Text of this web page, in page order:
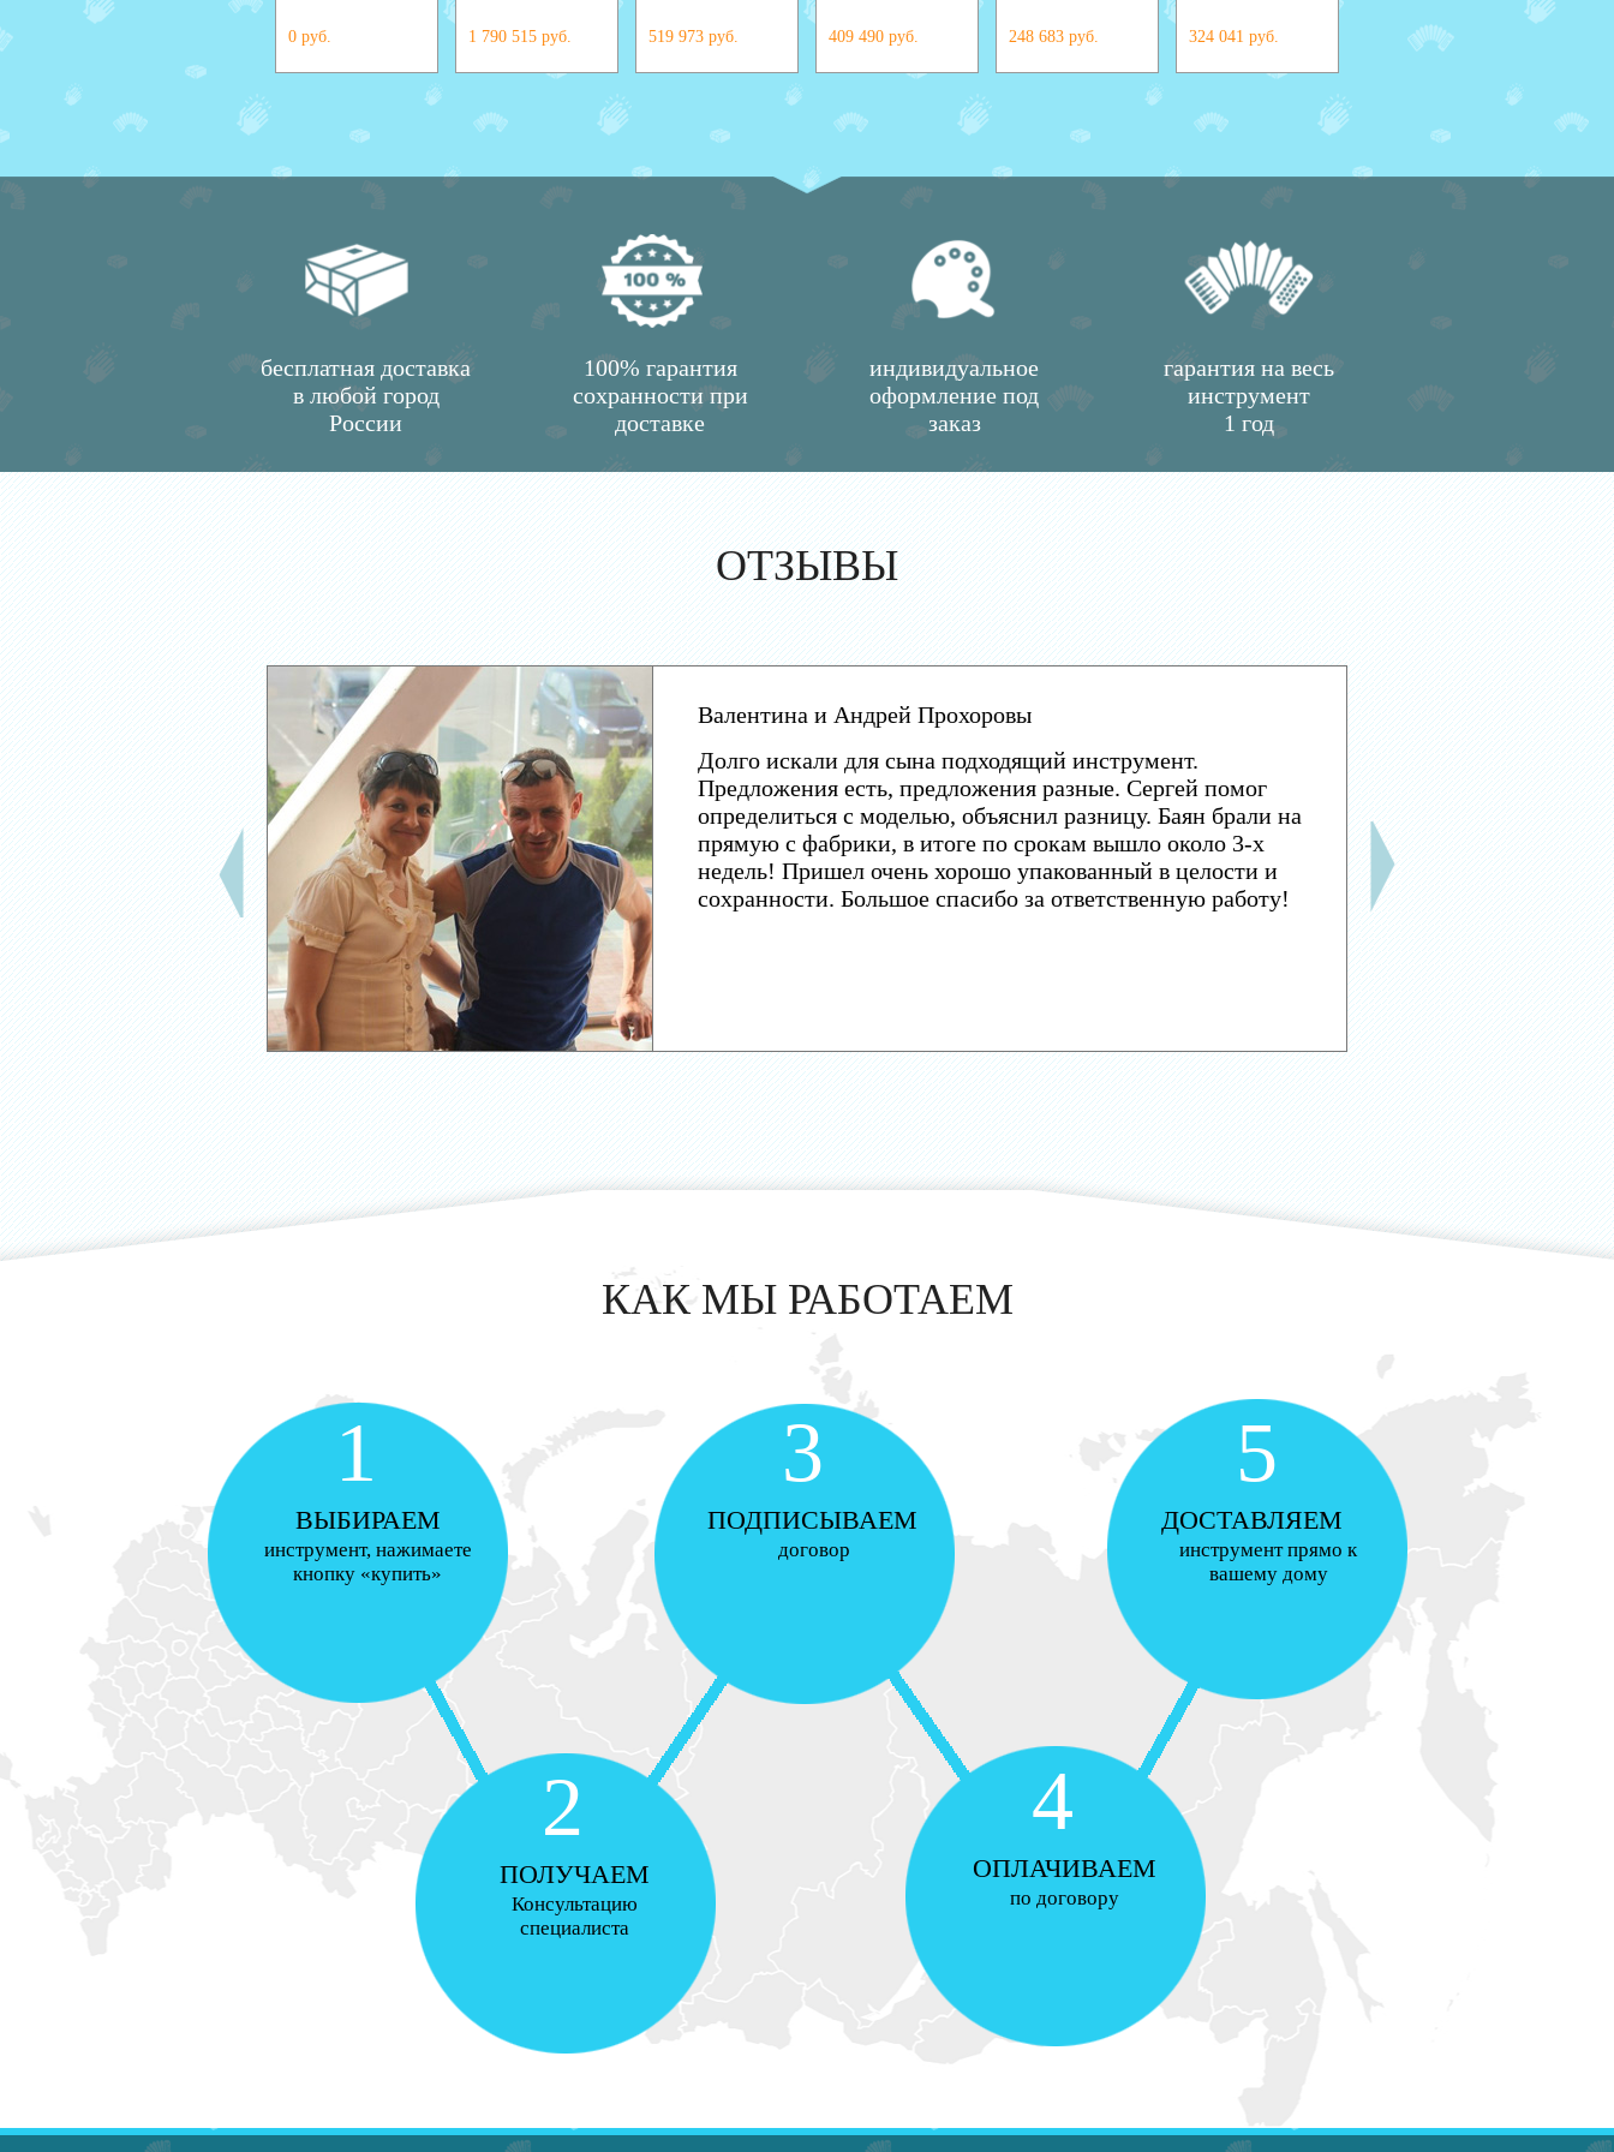
0 руб. 1 790 515 руб. 519 973 руб. 409 490 руб. 248 683 руб. 324 041 руб. 585 000 руб.
бесплатная доставка
в любой город
России
100% гарантия
сохранности при
доставке
индивидуальное
оформление под
заказ
гарантия на весь
инструмент
1 год
ОТЗЫВЫ
Валентина и Андрей Прохоровы
Долго искали для сына подходящий инструмент.
Предложения есть, предложения разные. Сергей помог
определиться с моделью, объяснил разницу. Баян брали на
прямую с фабрики, в итоге по срокам вышло около 3-х
недель! Пришел очень хорошо упакованный в целости и
сохранности. Большое спасибо за ответственную работу!
КАК МЫ РАБОТАЕМ
1
ВЫБИРАЕМ
инструмент, нажимаете
кнопку «купить»
3
ПОДПИСЫВАЕМ
договор
5
ДОСТАВЛЯЕМ
инструмент прямо к
вашему дому
2
ПОЛУЧАЕМ
Консультацию
специалиста
4
ОПЛАЧИВАЕМ
по договору